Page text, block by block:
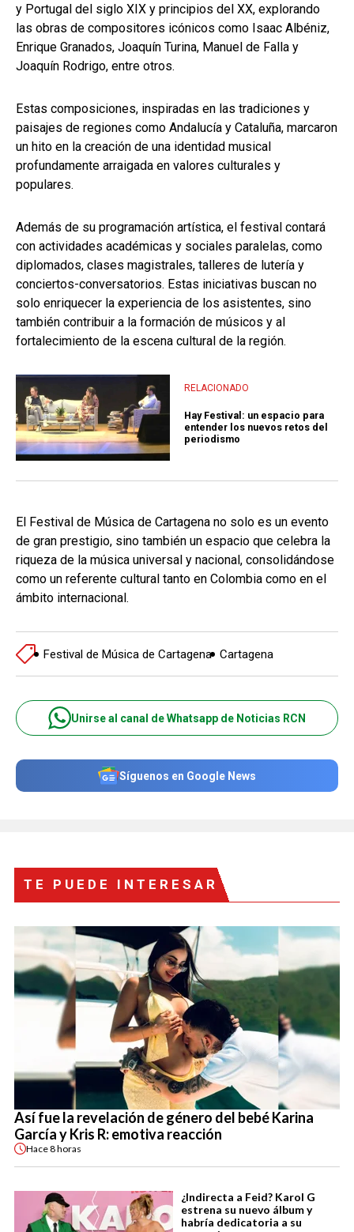
y Portugal del siglo XIX y principios del XX, explorando
las obras de compositores icónicos como Isaac Albéniz,
Enrique Granados, Joaquín Turina, Manuel de Falla y
Joaquín Rodrigo, entre otros.
Estas composiciones, inspiradas en las tradiciones y
paisajes de regiones como Andalucía y Cataluña, marcaron
un hito en la creación de una identidad musical
profundamente arraigada en valores culturales y
populares.
Además de su programación artística, el festival contará
con actividades académicas y sociales paralelas, como
diplomados, clases magistrales, talleres de lutería y
conciertos-conversatorios. Estas iniciativas buscan no
solo enriquecer la experiencia de los asistentes, sino
también contribuir a la formación de músicos y al
fortalecimiento de la escena cultural de la región.
RELACIONADO
Hay Festival: un espacio para
entender los nuevos retos del
periodismo
El Festival de Música de Cartagena no solo es un evento
de gran prestigio, sino también un espacio que celebra la
riqueza de la música universal y nacional, consolidándose
como un referente cultural tanto en Colombia como en el
ámbito internacional.
Festival de Música de Cartagena Cartagena
Unirse al canal de Whatsapp de Noticias RCN
Síguenos en Google News
TE PUEDE INTERESAR
Así fue la revelación de género del bebé Karina
García y Kris R: emotiva reacción
Hace8 horas
¿Indirecta a Feid? Karol G
estrena su nuevo álbum y
habría dedicatoria a su